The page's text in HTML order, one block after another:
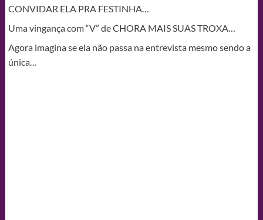
CONVIDAR ELA PRA FESTINHA…
Uma vingança com “V” de CHORA MAIS SUAS TROXA…
Agora imagina se ela não passa na entrevista mesmo sendo a
única…